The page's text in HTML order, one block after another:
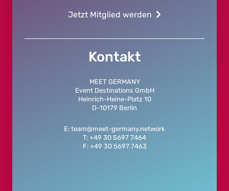
Jetzt Mitglied werden
Kontakt
MEET GERMANY
Event Destinations GmbH
Heinrich-Heine-Platz 10
D-10179 Berlin
E: team@meet-germany.network
T: +49 30 5697 7464
F: +49 30 5697 7463